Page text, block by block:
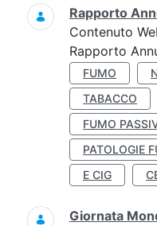
Rapporto
Contenuto
Rapporto
FUMO
TABACCO
FUMO
PATOLOGIE
E CIG
Giornata